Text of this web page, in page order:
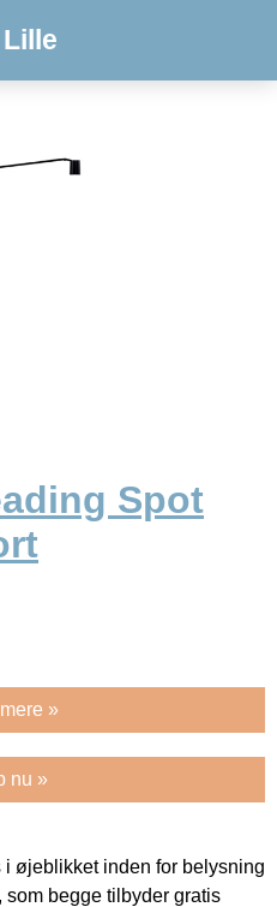
Spot
»
nu »
øjeblikket inden for belysning
, som begge tilbyder gratis